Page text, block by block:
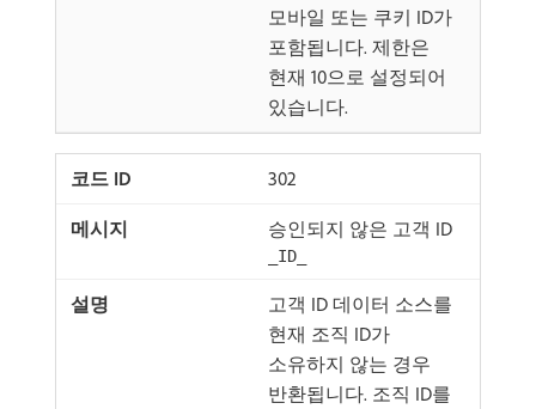
모바일 또는 쿠키 ID가
포함됩니다. 제한은
현재 10으로 설정되어
있습니다.
302
승인되지 않은 고객 ID
_ID_
고객 ID 데이터 소스를
현재 조직 ID가
소유하지 않는 경우
반환됩니다. 조직 ID를